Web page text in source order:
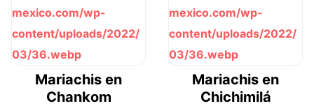
Mariachis en
Chankom
Mariachis en
Chichimilá